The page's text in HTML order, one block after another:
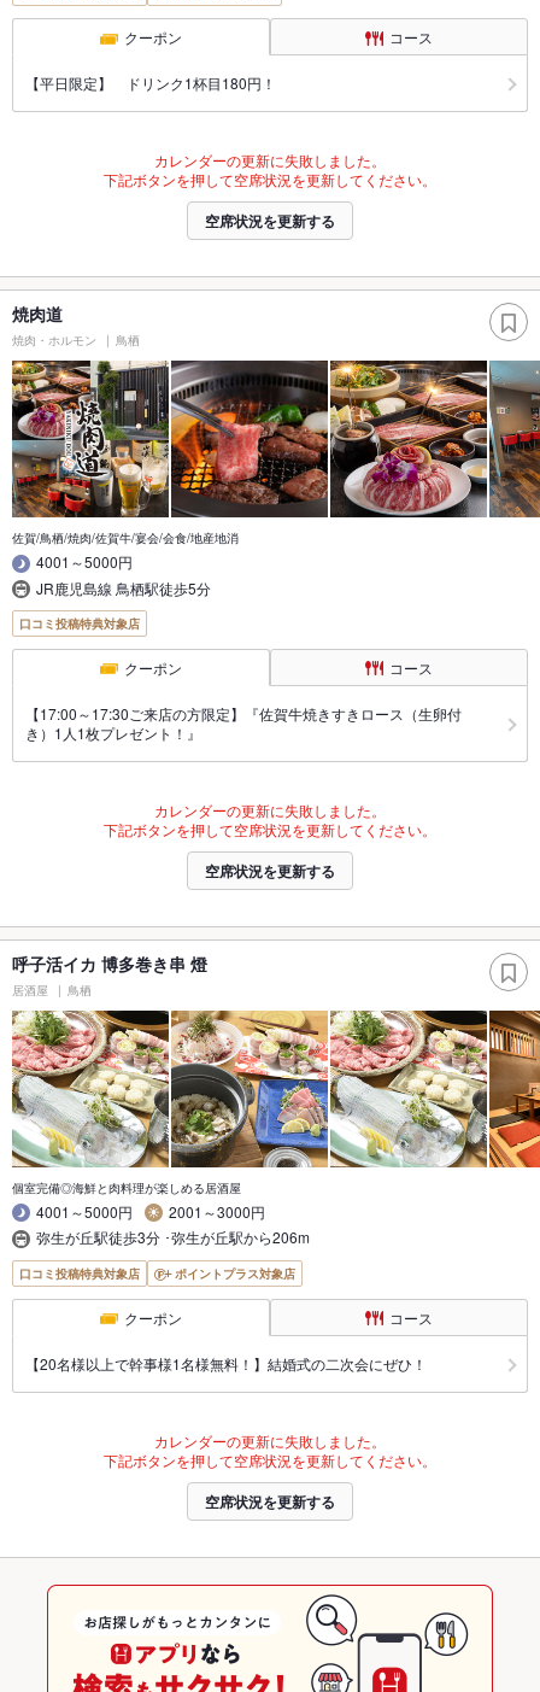
クーポン コース
【平日限定】 ドリンク1杯目180円！
カレンダーの更新に失敗しました。
下記ボタンを押して空席状況を更新してください。
空席状況を更新する
焼肉道
焼肉・ホルモン 鳥栖
佐賀/鳥栖/焼肉/佐賀牛/宴会/会食/地産地消
4001～5000円
JR鹿児島線 鳥栖駅徒歩5分
口コミ投稿特典対象店
クーポン コース
【17:00～17:30ご来店の方限定】『佐賀牛焼きすきロース（生卵付
き）1人1枚プレゼント！』
カレンダーの更新に失敗しました。
下記ボタンを押して空席状況を更新してください。
空席状況を更新する
呼子活イカ 博多巻き串 燈
居酒屋 鳥栖
個室完備◎海鮮と肉料理が楽しめる居酒屋
4001～5000円
2001～3000円
弥生が丘駅徒歩3分 ･弥生が丘駅から206m
口コミ投稿特典対象店 ポイントプラス対象店
クーポン コース
【20名様以上で幹事様1名様無料！】結婚式の二次会にぜひ！
カレンダーの更新に失敗しました。
下記ボタンを押して空席状況を更新してください。
空席状況を更新する